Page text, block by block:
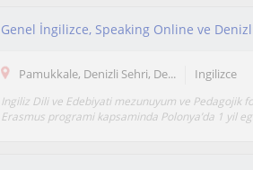
Genel İngilizce, Speaking Online ve
Pamukkale, Denizli Sehri, De... Ingilizce
Ingiliz Dili ve Edebiyati mezunuyum ve Pedagojik
Erasmus programi kapsaminda Polonya’da 1 yil